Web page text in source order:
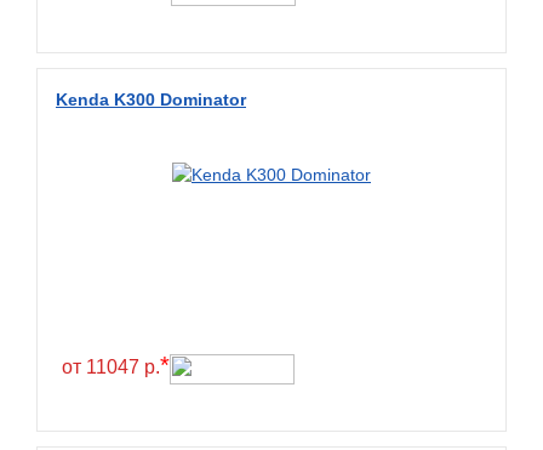
Kenda K300 Dominator
от 11047 р.*